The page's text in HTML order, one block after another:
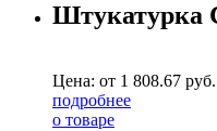
Штукатурка
Цена: от 1 808.67 руб.
подробнее
о товаре